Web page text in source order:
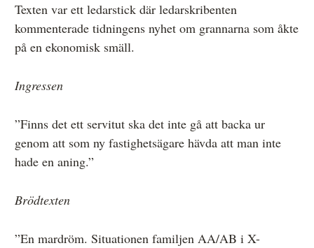
Texten var ett ledarstick där ledarskribenten
kommenterade tidningens nyhet om grannarna som åkte
på en ekonomisk smäll.
Ingressen
”Finns det ett servitut ska det inte gå att backa ur
genom att som ny fastighetsägare hävda att man inte
hade en aning.”
Brödtexten
”En mardröm. Situationen familjen AA/AB i X-